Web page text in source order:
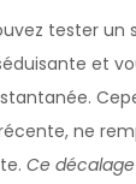
tester un
et
ne
Ce